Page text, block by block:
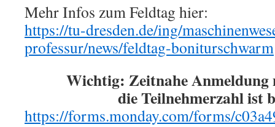
Mehr Infos zum Feldtag hier:
https://tu-dresden.de/ing/
professur/news/feldtag-boniturschwarm
Wichtig: Zeitnahe Anmeldung
die Teilnehmerzahl ist
https://forms.monday.com/forms/